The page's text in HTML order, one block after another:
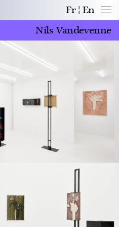
Fr
En
Nils Vandevenne